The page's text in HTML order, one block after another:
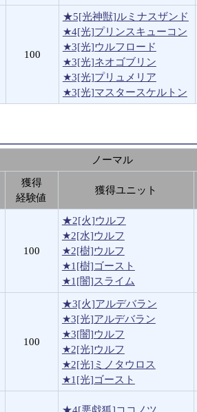
100
★5[光神獣]ルミナスザンド
★4[光]プリンスキューコン
★3[光]ウルフロード
★3[光]ネオゴブリン
★3[光]プリュメリア
★3[光]マスタースケルトン
ノーマル
獲得
経験値
獲得ユニット
100
★2[火]ウルフ
★2[水]ウルフ
★2[樹]ウルフ
★1[樹]ゴースト
★1[闇]スライム
100
★3[火]アルデバラン
★3[光]アルデバラン
★3[闇]ウルフ
★2[光]ウルフ
★2[光]ミノタウロス
★1[光]ゴースト
★4[悪戯狐]ココノツ